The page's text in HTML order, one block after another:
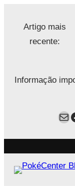
Artigo mais
recente:
Informação